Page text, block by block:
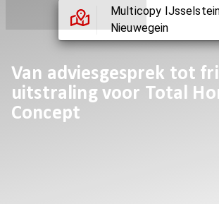
Multicopy
Nieuwegein
Van adviesgesprek tot
uitstraling voor Total
Concept